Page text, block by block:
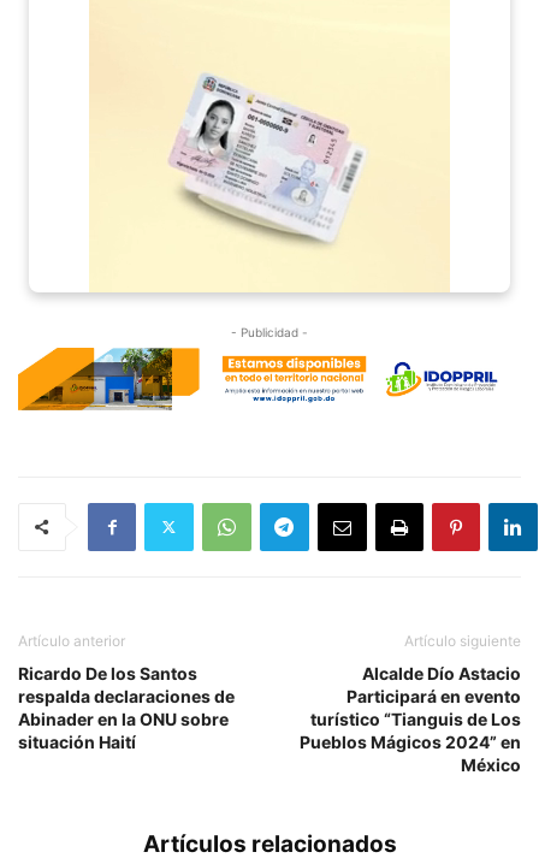
- Publicidad -
Artículo anterior
Ricardo De los Santos
respalda declaraciones de
Abinader en la ONU sobre
situación Haití
Artículo siguiente
Alcalde Dío Astacio
Participará en evento
turístico “Tianguis de Los
Pueblos Mágicos 2024” en
México
Artículos relacionados